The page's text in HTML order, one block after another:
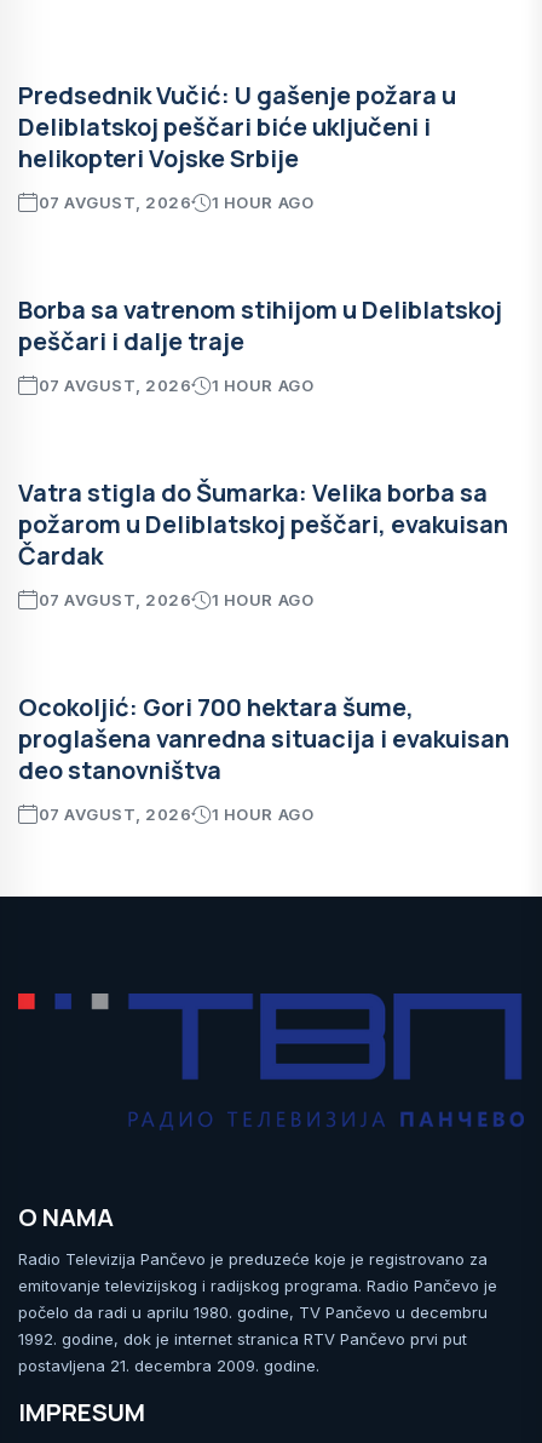
Predsednik Vučić: U gašenje požara u
Deliblatskoj peščari biće uključeni i
helikopteri Vojske Srbije
07 AVGUST, 2026 1 HOUR AGO
Borba sa vatrenom stihijom u Deliblatskoj
peščari i dalje traje
07 AVGUST, 2026 1 HOUR AGO
Vatra stigla do Šumarka: Velika borba sa
požarom u Deliblatskoj peščari, evakuisan
Čardak
07 AVGUST, 2026 1 HOUR AGO
Ocokoljić: Gori 700 hektara šume,
proglašena vanredna situacija i evakuisan
deo stanovništva
07 AVGUST, 2026 1 HOUR AGO
O NAMA
Radio Televizija Pančevo je preduzeće koje je registrovano za
emitovanje televizijskog i radijskog programa. Radio Pančevo je
počelo da radi u aprilu 1980. godine, TV Pančevo u decembru
1992. godine, dok je internet stranica RTV Pančevo prvi put
postavljena 21. decembra 2009. godine.
IMPRESUM